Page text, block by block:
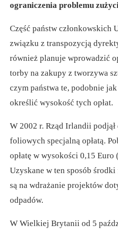
ograniczenia problemu
Część państw członkowskich
związku z transpozycją
również planuje wprowadzić
torby na zakupy z tworzywa
czym państwa te, podobnie
określić wysokość tych opłat.
W 2002 r. Rząd Irlandii
foliowych specjalną opłatą.
opłatę w wysokości 0,15 Euro
Uzyskane w ten sposób
są na wdrażanie projektów
odpadów.
W Wielkiej Brytanii od 5